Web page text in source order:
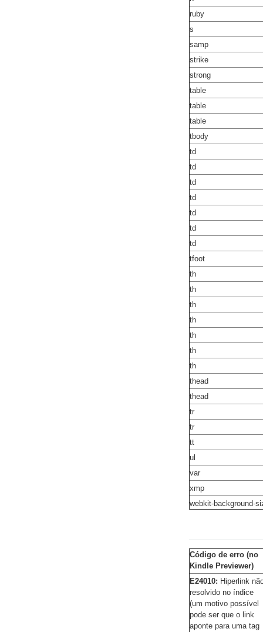
ruby
s
samp
strike
strong
table
table
table
tbody
td
td
td
td
td
td
td
tfoot
th
th
th
th
th
th
th
thead
thead
tr
tr
tt
ul
var
xmp
webkit-background-
Código de erro (no
Kindle Previewer)
E24010: Hiperlink
resolvido no índice
(um motivo possível
pode ser que o link
aponte para uma tag